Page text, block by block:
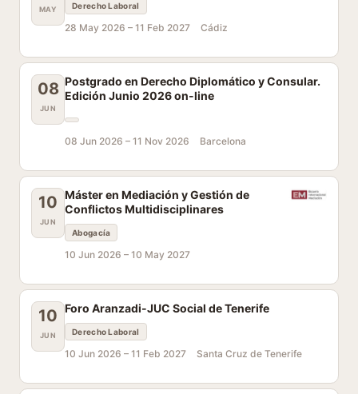
MAY Derecho Laboral
28 May 2026 – 11 Feb 2027 Cádiz
08
JUN
Postgrado en Derecho Diplomático y Consular.
Edición Junio 2026 on-line
08 Jun 2026 – 11 Nov 2026 Barcelona
10
JUN
Máster en Mediación y Gestión de
Conflictos Multidisciplinares
Abogacía
10 Jun 2026 – 10 May 2027
10
JUN
Foro Aranzadi-JUC Social de Tenerife
Derecho Laboral
10 Jun 2026 – 11 Feb 2027 Santa Cruz de Tenerife